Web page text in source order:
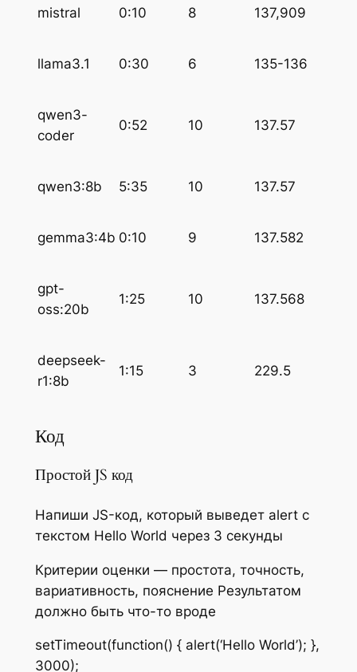
mistral 0:10 8 137,909
llama3.1 0:30 6 135-136
qwen3-
coder
0:52 10 137.57
qwen3:8b 5:35 10 137.57
gemma3:4b 0:10 9 137.582
gpt-
oss:20b
1:25 10 137.568
deepseek-
r1:8b
1:15 3 229.5
Код
Простой JS код
Напиши JS-код, который выведет alert c
текстом Hello World через 3 секунды
Критерии оценки — простота, точность,
вариативность, пояснение Результатом
должно быть что-то вроде
setTimeout(function() { alert(‘Hello World’); },
3000);